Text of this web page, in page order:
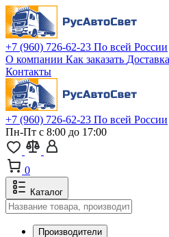
+7 (960) 726-62-23 По всей России
О компании Как заказать Доставка
Контакты
+7 (960) 726-62-23 По всей России
Пн-Пт с 8:00 до 17:00
0
Каталог
Производители